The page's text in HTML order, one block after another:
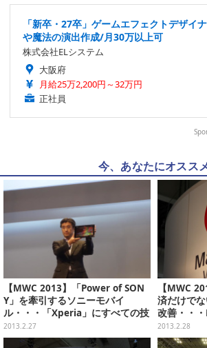
「新卒・27卒」ゲームエフェクトデザイ
や魔法の演出作成/月30万以上可
株式会社ELシステム
大阪府
月給25万2,200円～32万円
正社員
今、あなたにオスス
【MWC 2013】「Power of SON
Y」を牽引するソニーモバイ
ル・・・「Xperia」にすべての技
術を結集
2013.2.27
【MWC
済だけで
改善・・
2013.2.28